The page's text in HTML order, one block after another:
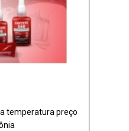
temperatura preço